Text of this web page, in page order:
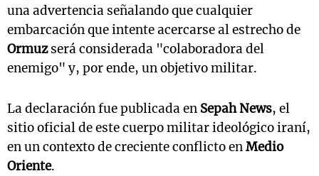
una advertencia señalando que cualquier
embarcación que intente acercarse al estrecho de
Ormuzserá considerada "colaboradora del
enemigo" y, por ende, un objetivo militar.
La declaración fue publicada en Sepah News, el
sitio oficial de este cuerpo militar ideológico iraní,
en un contexto de creciente conflicto enMedio
Oriente.